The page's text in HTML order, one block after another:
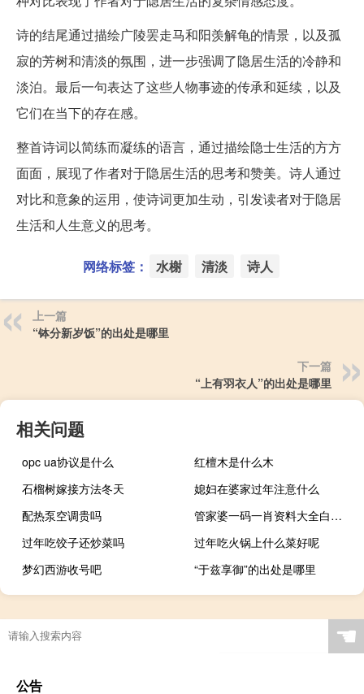
诗的结尾通过描绘广陵罢走马和阳羡解龟的情景，以及孤
寂的芳树和清淡的氛围，进一步强调了隐居生活的冷静和
淡泊。最后一句表达了这些人物事迹的传承和延续，以及
它们在当下的存在感。
整首诗词以简练而凝练的语言，通过描绘隐士生活的方方
面面，展现了作者对于隐居生活的思考和赞美。诗人通过
对比和意象的运用，使诗词更加生动，引发读者对于隐居
生活和人生意义的思考。
网络标签： 水榭 清淡 诗人
上一篇
“钵分新岁饭”的出处是哪里
下一篇
“上有羽衣人”的出处是哪里
相关问题
opc ua协议是什么
红檀木是什么木
石榴树嫁接方法冬天
媳妇在婆家过年注意什么
配热泵空调贵吗
管家婆一码一肖资料大全白蛇图坛_作答解释落实_iPhone版v86.94.54
过年吃饺子还炒菜吗
过年吃火锅上什么菜好呢
梦幻西游收号吧
“于兹享御”的出处是哪里
☚
公告